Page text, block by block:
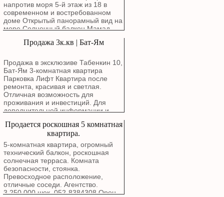
новым владельцам можем оставить
тумбочку, кровать с прикроватными
тумбочками. Освобождение
квартиры — по договоренности, не
напротив моря 5-й этаж из 18 в
современном и востребованном
доме Открытый панорамный вид на
море Солнечный балкон Мамад
квартира с полноценным фасадом
атмосферными закатами с балкона
Маркетинговая цена: 3,780,000
шекелей
Продажа 3к.кв | Бат-Ям
Продажа в эксклюзиве Табенкин 10,
Бат-Ям 3-комнатная квартира
Парковка Лифт Квартира после
ремонта, красивая и светлая.
Отличная возможность для
проживания и инвестиций. Для
дополнительной информации и
нами.
Продается роскошная 5 комнатная
квартира.
5-комнатная квартира, огромный
технический балкон, роскошная
солнечная терраса. Комната
безопасности, стоянка.
Превосходное расположение,
отличные соседи. Агентство.
3,250,000 шек. 052-8384308 Орен.